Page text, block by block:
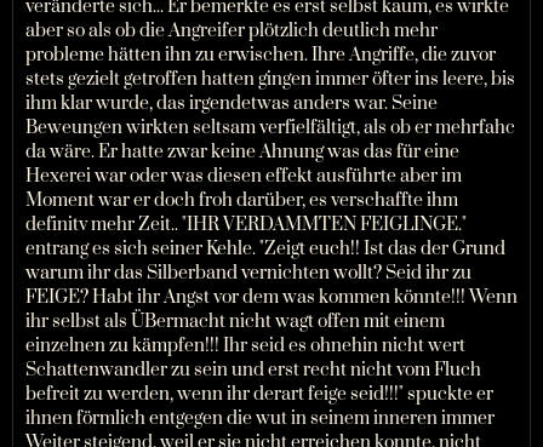
veränderte sich... Er bemerkte es erst selbst kaum, es wirkte
aber so als ob die Angreifer plötzlich deutlich mehr
probleme hätten ihn zu erwischen. Ihre Angriffe, die zuvor
stets gezielt getroffen hatten gingen immer öfter ins leere, bis
ihm klar wurde, das irgendetwas anders war. Seine
Beweungen wirkten seltsam verfielfältigt, als ob er mehrfahc
da wäre. Er hatte zwar keine Ahnung was das für eine
Hexerei war oder was diesen effekt ausführte aber im
Moment war er doch froh darüber, es verschaffte ihm
definitv mehr Zeit.. "IHR VERDAMMTEN FEIGLINGE."
entrang es sich seiner Kehle. "Zeigt euch!! Ist das der Grund
warum ihr das Silberband vernichten wollt? Seid ihr zu
FEIGE? Habt ihr Angst vor dem was kommen könnte!!! Wenn
ihr selbst als ÜBermacht nicht wagt offen mit einem
einzelnen zu kämpfen!!! Ihr seid es ohnehin nicht wert
Schattenwandler zu sein und erst recht nicht vom Fluch
befreit zu werden, wenn ihr derart feige seid!!!" spuckte er
ihnen förmlich entgegen die wut in seinem inneren immer